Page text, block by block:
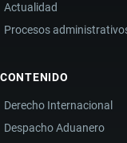
Actualidad
Procesos
CONTENIDO
Derecho Internacional
Despacho Aduanero